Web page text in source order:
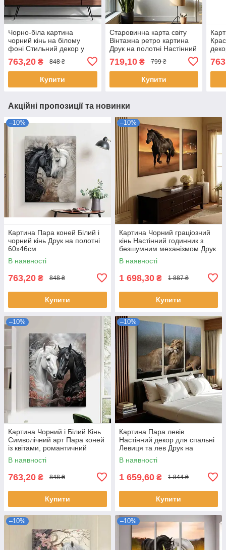
Чорно-біла картина
чорний кінь на білому
фоні Стильний декор у
сучасний інтер'єр Друк на
полотні 60х46см
763,20 ₴ 848 ₴
Купити
Старовинна карта світу
Вінтажна ретро картина
Друк на полотні Настінний
декор для дому та офісу
60х40см
719,10₴ 799 ₴
Купити
Акційні пропозиції та новинки
–10%
Картина Пара коней Білий і
чорний кінь Друк на полотні
60х46см
В наявності
763,20 ₴ 848 ₴
Купити
–10%
Картина Чорний граціозний
кінь Настінний годинник з
безшумним механізмом Друк
на полотні 100х60 з 2 частин
В наявності
1 698,30 ₴ 1 887 ₴
Купити
–10%
Картина Чорний і Білий Кінь
Символічний арт Пара коней
із квітами, романтичний
декор для дому Друк на
полотні 60х46 см
В наявності
763,20 ₴ 848 ₴
Купити
–10%
Картина Пара левів
Настінний декор для спальні
Левиця та лев Друк на
полотні 90х60 з 3-х частин
В наявності
1 659,60 ₴ 1 844 ₴
Купити
–10% –10%